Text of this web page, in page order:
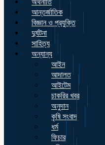
অর্থনীতি
আন্তর্জাতিক
বিজ্ঞান ও প্রযুক্তি
দুর্ঘটনা
সাহিত্য
অন্যান্য
আইন
আদালত
আইটেম
চাকরির খবর
অনুদান
কৃষি সংবাদ
ধর্ম
ফিচার